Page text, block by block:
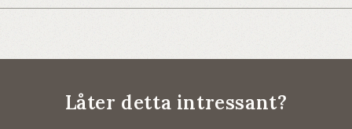
Låter detta intressant?